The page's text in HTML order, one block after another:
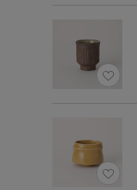
品名
表面塗装の
種類
素地の種類
商品サイズ